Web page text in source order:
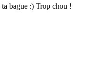
bague :) Trop chou !